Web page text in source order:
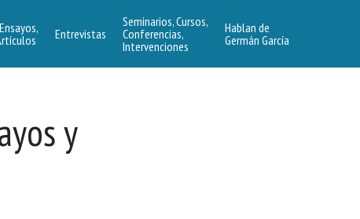
Entrevistas
Seminarios, Cursos,
Conferencias,
Intervenciones
Hablan de
Germán García
y